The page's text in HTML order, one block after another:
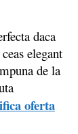
daca
elegant
de la
oferta